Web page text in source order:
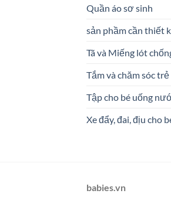
Quần áo sơ sinh
sản phầm cần thiết
Tã và Miếng lót
Tắm và chăm sóc
Tập cho bé uống
Xe đẩy, đai, địu cho
babies.vn